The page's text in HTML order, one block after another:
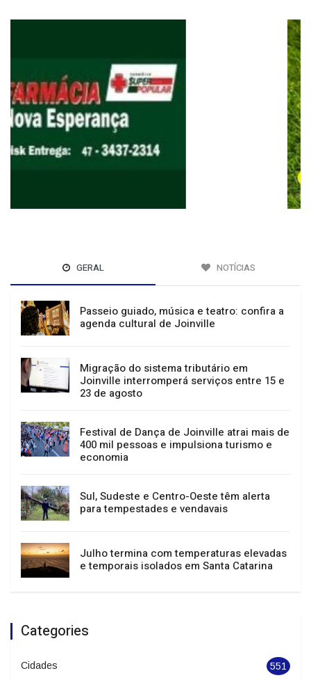
GERAL NOTÍCIAS
Passeio guiado, música e teatro: confira a
agenda cultural de Joinville
Migração do sistema tributário em
Joinville interromperá serviços entre 15 e
23 de agosto
Festival de Dança de Joinville atrai mais de
400 mil pessoas e impulsiona turismo e
economia
Sul, Sudeste e Centro-Oeste têm alerta
para tempestades e vendavais
e temporais isolados em Santa Catarina